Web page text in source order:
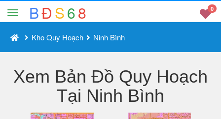
BĐS68 0
Kho Quy Hoạch Ninh Bình
Xem Bản Đồ Quy Hoạch
Tại Ninh Bình